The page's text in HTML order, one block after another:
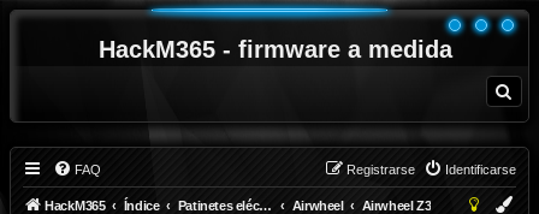
HackM365 - firmware a medida
u
FAQ Identificarse
Registrarse
HackM365 Índice Patinetes eléctricos Airwheel Airwheel Z3